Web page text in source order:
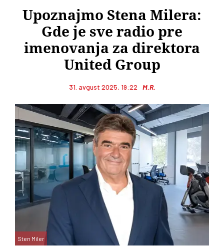
Upoznajmo Stena Milera:
Gde je sve radio pre
imenovanja za direktora
United Group
31. avgust 2025, 19:22 M.R.
Sten Miler